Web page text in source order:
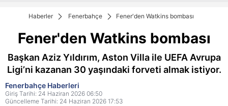
Haberler Fenerbahçe Fener'den Watkins bombası
Fener'den Watkins bombası
Başkan Aziz Yıldırım, Aston Villa ile UEFA Avrupa
Ligi’ni kazanan 30 yaşındaki forveti almak istiyor.
Fenerbahçe Haberleri
Giriş Tarihi: 24 Haziran 2026 06:50
Güncelleme Tarihi: 24 Haziran 2026 17:53